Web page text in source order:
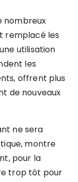
nombreux
remplacé les
utilisation
les
offrent plus
de nouveaux
ne sera
montre
pour la
trop tôt pour